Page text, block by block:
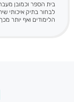
בית הספר וכמובן
לבחור בתיק איכותי
הלימודים ואף יותר